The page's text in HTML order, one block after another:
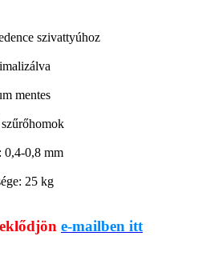
szivattyúhoz
mentes
0,4-0,8 mm
25 kg
e-mailben itt